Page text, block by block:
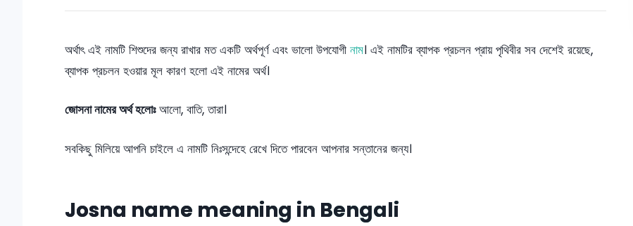
অর্থাৎ এই নামটি শিশুদের জন্য রাখার মত একটি অর্থপূর্ণ এবং ভালো উপযোগী নাম। এই নামটির ব্যাপক প্রচলন প্রায় পৃথিবীর সব দেশেই রয়েছে,
ব্যাপক প্রচলন হওয়ার মূল কারণ হলো এই নামের অর্থ।
জোসনা নামের অর্থ হলোঃআলো, বাতি, তারা।
সবকিছু মিলিয়ে আপনি চাইলে এ নামটি নিঃসন্দেহে রেখে দিতে পারবেন আপনার সন্তানের জন্য।
Josna name meaning in Bengali